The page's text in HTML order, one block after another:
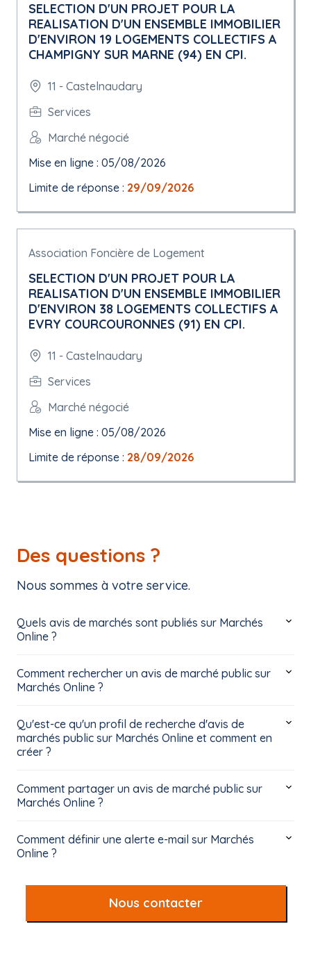
SELECTION D'UN PROJET POUR LA
REALISATION D'UN ENSEMBLE IMMOBILIER
D'ENVIRON 19 LOGEMENTS COLLECTIFS A
CHAMPIGNY SUR MARNE (94) EN CPI.
11 - Castelnaudary
Services
Marché négocié
Mise en ligne : 05/08/2026
Limite de réponse : 29/09/2026
Association Foncière de Logement
SELECTION D'UN PROJET POUR LA
REALISATION D'UN ENSEMBLE IMMOBILIER
D'ENVIRON 38 LOGEMENTS COLLECTIFS A
EVRY COURCOURONNES (91) EN CPI.
11 - Castelnaudary
Services
Marché négocié
Mise en ligne : 05/08/2026
Limite de réponse : 28/09/2026
Des questions ?
Nous sommes à votre service.
Quels avis de marchés sont publiés sur Marchés
Online ?
Comment rechercher un avis de marché public sur
Marchés Online ?
Qu'est-ce qu'un profil de recherche d'avis de
marchés public sur Marchés Online et comment en
créer ?
Comment partager un avis de marché public sur
Marchés Online ?
Comment définir une alerte e-mail sur Marchés
Online ?
Nous contacter